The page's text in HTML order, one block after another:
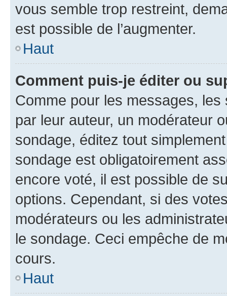
vous semble trop restreint,
est possible de l’augmenter.
Haut
Comment puis-je éditer ou
Comme pour les messages,
par leur auteur, un modérateur
sondage, éditez tout
sondage est obligatoirement
encore voté, il est possible de
options. Cependant, si des
modérateurs ou les
le sondage. Ceci empêche de
cours.
Haut